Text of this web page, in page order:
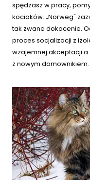
spędzasz w pracy,
kociaków. „Norweg"
tak zwane dokocenie.
proces socjalizacji z
wzajemnej akceptacji a
z nowym domownikiem.